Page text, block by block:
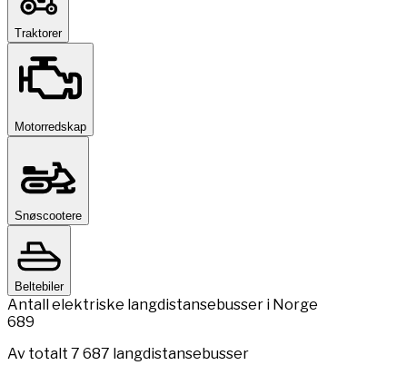
Traktorer
Motorredskap
Snøscootere
Beltebiler
Antall elektriske langdistansebusser i Norge
689
Av totalt 7 687 langdistansebusser